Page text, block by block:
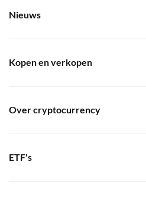
Nieuws
Kopen en verkopen
Over cryptocurrency
ETF's